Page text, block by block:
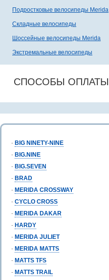
Подростковые велосипеды Merida
Складные велосипеды
Шоссейные велосипеды Merida
Экстремальные велосипеды
СПОСОБЫ ОПЛАТЫ
- BIG NINETY-NINE
- BIG.NINE
- BIG.SEVEN
- BRAD
- MERIDA CROSSWAY
- CYCLO CROSS
- MERIDA DAKAR
- HARDY
- MERIDA JULIET
- MERIDA MATTS
- MATTS TFS
- MATTS TRAIL